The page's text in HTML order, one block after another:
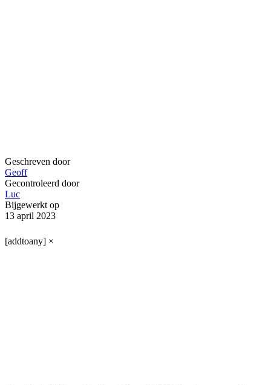
Geschreven door
Geoff
Gecontroleerd door
Luc
Bijgewerkt op
13 april 2023
[addtoany] ×